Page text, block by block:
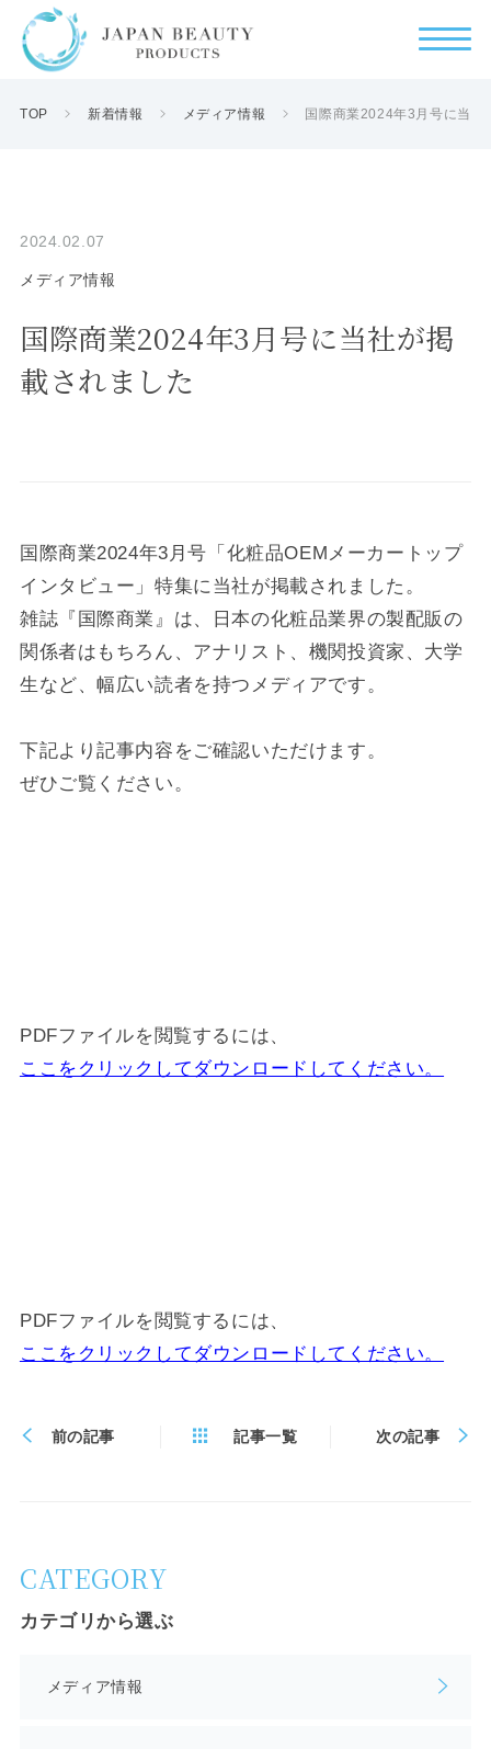
TOP 新着情報 メディア情報 国際商業2024年3月号に当社
2024.02.07
メディア情報
国際商業2024年3月号に当社が掲
載されました
国際商業2024年3月号「化粧品OEMメーカートップ
インタビュー」特集に当社が掲載されました。
雑誌『国際商業』は、日本の化粧品業界の製配販の
関係者はもちろん、アナリスト、機関投資家、大学
生など、幅広い読者を持つメディアです。
下記より記事内容をご確認いただけます。
ぜひご覧ください。
PDFファイルを閲覧するには、
ここをクリックしてダウンロードしてください。
PDFファイルを閲覧するには、
ここをクリックしてダウンロードしてください。
前の記事 記事一覧 次の記事
CATEGORY
カテゴリから選ぶ
メディア情報